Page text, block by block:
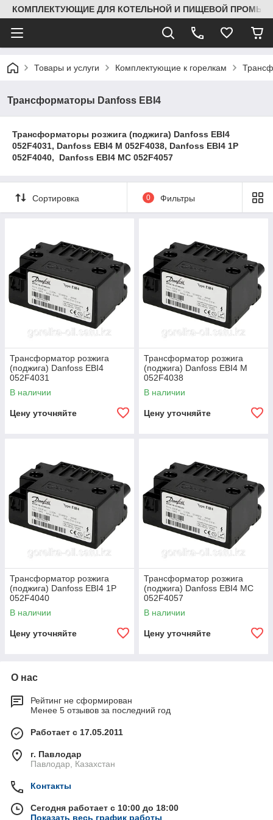
КОМПЛЕКТУЮЩИЕ ДЛЯ КОТЕЛЬНОЙ И ПИЩЕВОЙ
Товары и услуги Комплектующие к горелкам
Трансформаторы Danfoss EBI4
Трансформаторы розжига (поджига) Danfoss EBI4
052F4031, Danfoss EBI4 M 052F4038, Danfoss EBI4 1P
052F4040, Danfoss EBI4 MC 052F4057
Сортировка 0 Фильтры
Трансформатор розжига
(поджига) Danfoss EBI4
052F4031
В наличии
Цену уточняйте
Трансформатор розжига
(поджига) Danfoss EBI4 M
052F4038
В наличии
Цену уточняйте
Трансформатор розжига
(поджига) Danfoss EBI4 1P
052F4040
В наличии
Цену уточняйте
Трансформатор розжига
(поджига) Danfoss EBI4 MC
052F4057
В наличии
Цену уточняйте
О нас
Рейтинг не сформирован
Менее 5 отзывов за последний год
Работает с 17.05.2011
г. Павлодар
Павлодар, Казахстан
Контакты
Сегодня работает с 10:00 до 18:00
Показать весь график работы